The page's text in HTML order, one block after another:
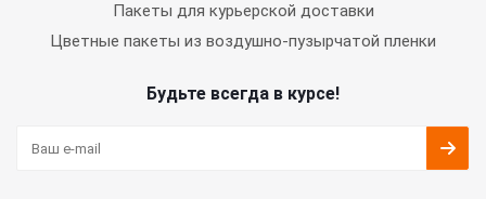
Пакеты для курьерской доставки
Цветные пакеты из воздушно-пузырчатой пленки
Будьте всегда в курсе!